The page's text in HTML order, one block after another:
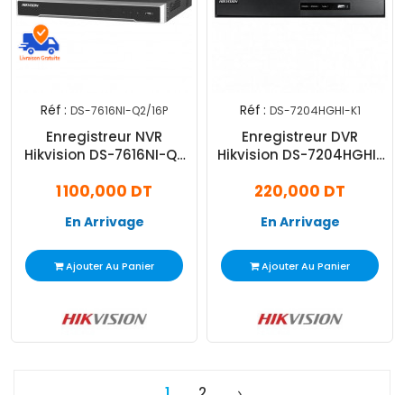
Réf : DS-7616NI-Q2/16P
Enregistreur NVR
Hikvision DS-7616NI-Q2
1 100,000 DT
En Arrivage
Ajouter Au Panier
Réf : DS-7204HGHI-K1
Enregistreur DVR
Hikvision DS-7204HGHI-
220,000 DT
En Arrivage
Ajouter Au Panier